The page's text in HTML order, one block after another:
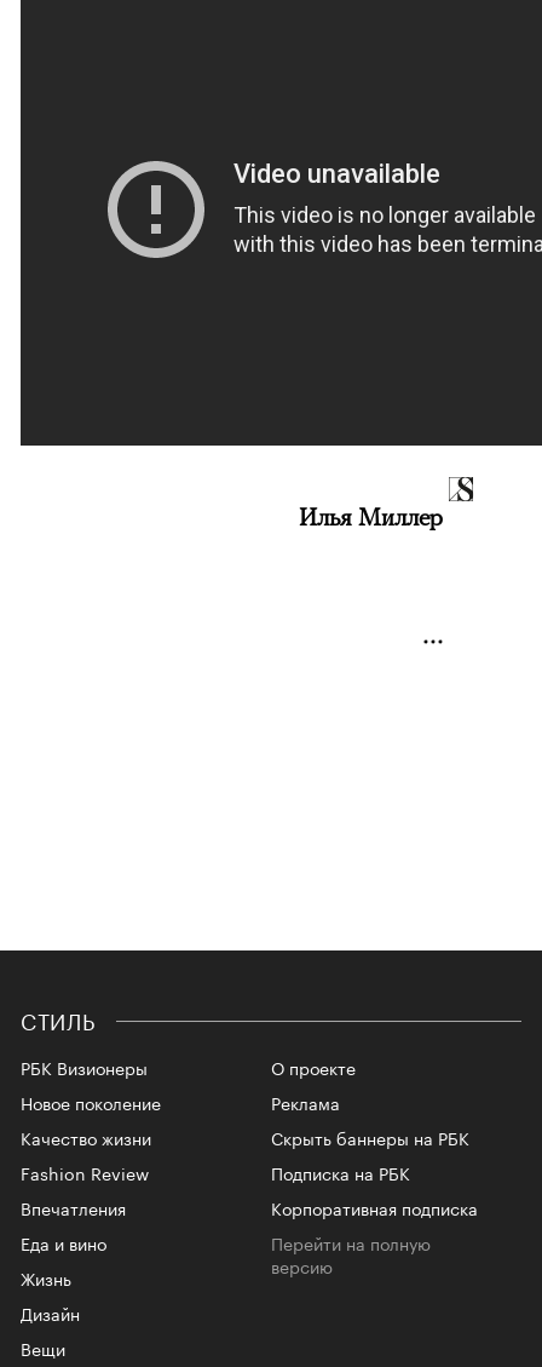
Илья Миллер
СТИЛЬ
РБК Визионеры
Новое поколение
Качество жизни
Fashion Review
Впечатления
Еда и вино
Жизнь
Дизайн
Вещи
О проекте
Реклама
Скрыть баннеры на РБК
Подписка на РБК
Корпоративная подписка
Перейти на полную
версию